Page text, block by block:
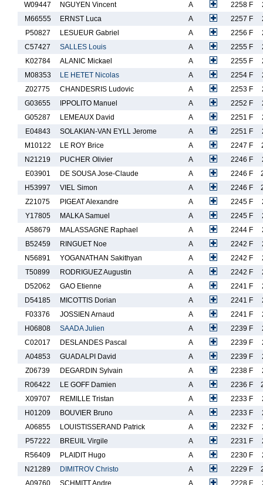
W09447
NGUYEN Vincent A 2258 F
M66555
ERNST Luca A 2257 F
P50827
LESUEUR Gabriel A 2256 F
C57427
SALLES Louis A 2255 F
K02784
ALANIC Mickael A 2255 F
M08353
LE HETET Nicolas A 2254 F
Z02775
CHANDESRIS Ludovic A 2253 F
G03655
IPPOLITO Manuel A 2252 F
G05287
LEMEAUX David A 2251 F
E04843
SOLAKIAN-VAN EYLL Jerome A 2251 F
M10122
LE ROY Brice A 2247 F
N21219
PUCHER Olivier A 2246 F
E03901
DE SOUSA Jose-Claude A 2246 F
H53997
VIEL Simon A 2246 F
Z21075
PIGEAT Alexandre A 2245 F
Y17805
MALKA Samuel A 2245 F
A58679
MALASSAGNE Raphael A 2244 F
B52459
RINGUET Noe A 2242 F
N56891
YOGANATHAN Sakithyan A 2242 F
T50899
RODRIGUEZ Augustin A 2242 F
D52062
GAO Etienne A 2241 F
D54185
MICOTTIS Dorian A 2241 F
F03376
JOSSIEN Arnaud A 2241 F
H06808
SAADA Julien A 2239 F
C02017
DESLANDES Pascal A 2239 F
A04853
GUADALPI David A 2239 F
Z06739
DEGARDIN Sylvain A 2238 F
R06422
LE GOFF Damien A 2236 F
X09707
REMILLE Tristan A 2233 F
H01209
BOUVIER Bruno A 2233 F
A06855
LOUISTISSERAND Patrick A 2232 F
P57222
BREUIL Virgile A 2231 F
R56409
PLAIDIT Hugo A 2230 F
N21289
DIMITROV Christo A 2229 F
A09760
SCHMITT Andre A 2228 F